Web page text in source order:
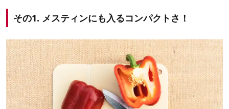
その1. メスティンにも入るコンパクトさ！